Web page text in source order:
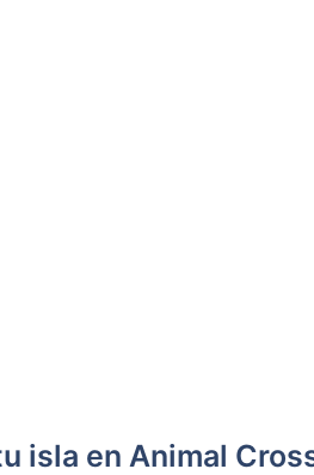
isla en Animal⁤